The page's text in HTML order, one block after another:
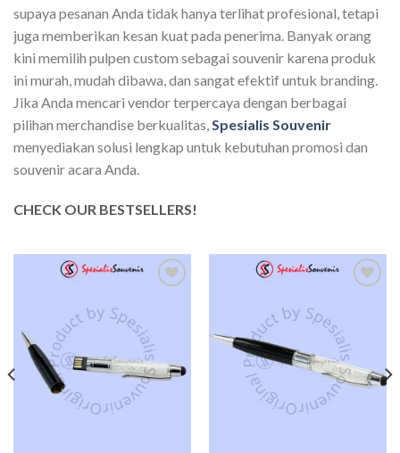
supaya pesanan Anda tidak hanya terlihat profesional, tetapi
juga memberikan kesan kuat pada penerima. Banyak orang
kini memilih pulpen custom sebagai souvenir karena produk
ini murah, mudah dibawa, dan sangat efektif untuk branding.
Jika Anda mencari vendor terpercaya dengan berbagai
pilihan merchandise berkualitas, Spesialis Souvenir
menyediakan solusi lengkap untuk kebutuhan promosi dan
souvenir acara Anda.
CHECK OUR BESTSELLERS!
wishlist
wishlist